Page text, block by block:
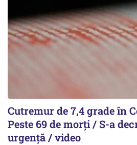
Cutremur de 7,4 grade în
Peste 69 de morți / S-a
urgență / video